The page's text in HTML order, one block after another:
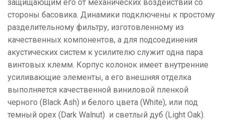
защищающим его от механических воздействий со
стороны басовика. Динамики подключены к простому
разделительному фильтру, изготовленному из
качественных компонентов, а для подсоединения
акустических систем к усилителю служит одна пара
винтовых клемм. Корпус колонок имеет внутренние
усиливающие элементы, а его внешняя отделка
выполняется качественной виниловой пленкой
черного (Black Ash) и белого цвета (White), или под
темный орех (Dark Walnut) и светлый дуб (Light Oak).